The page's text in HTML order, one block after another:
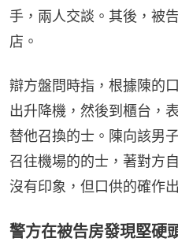
手，兩人交談。其後，被
店。
辯方盤問時指，根據陳的
出升降機，然後到櫃台，
替他召換的士。陳向該男
召往機場的的士，著對方
沒有印象，但口供的確作
警方在被告房發現堅硬